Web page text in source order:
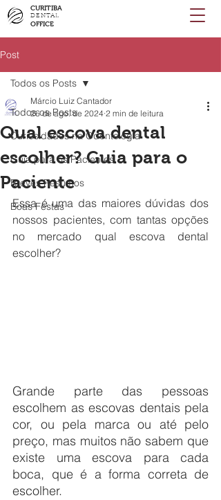
CURITIBA
DENTAL
OFFICE
Post
Todos os Posts
Curiosidades na Odontologia
Guia para os Pacientes
Breves Resumos
Boas Festas
Todos os Posts
Qual escova dental
escolher? Guia para o
Paciente
Márcio Luiz Cantador
26 de ago. de 2024 2 min de leitura
Essa é uma das maiores dúvidas dos
nossos pacientes, com tantas opções
no mercado qual escova dental
escolher?
Grande parte das pessoas
escolhem as escovas dentais pela
cor, ou pela marca ou até pelo
preço, mas muitos não sabem que
existe uma escova para cada
boca, que é a forma correta de
escolher.